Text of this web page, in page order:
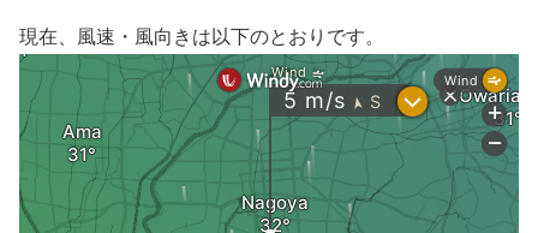
現在、風速・風向きは以下のとおりです。